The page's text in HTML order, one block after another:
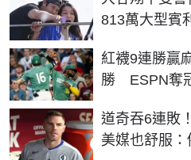
813萬大型
紅襪9連勝贏
勝 ESPN奪
道奇吞6連敗
美媒也舒服